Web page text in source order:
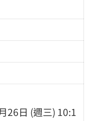
26日 (週三) 10:1